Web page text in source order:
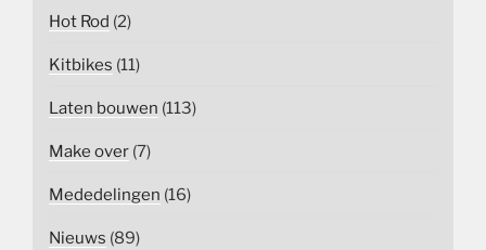
Hot Rod (2)
Kitbikes (11)
Laten bouwen (113)
Make over (7)
Mededelingen (16)
Nieuws (89)